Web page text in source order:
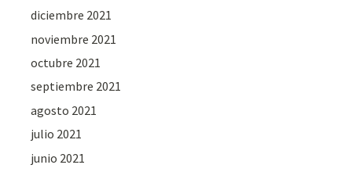
diciembre 2021
noviembre 2021
octubre 2021
septiembre 2021
agosto 2021
julio 2021
junio 2021